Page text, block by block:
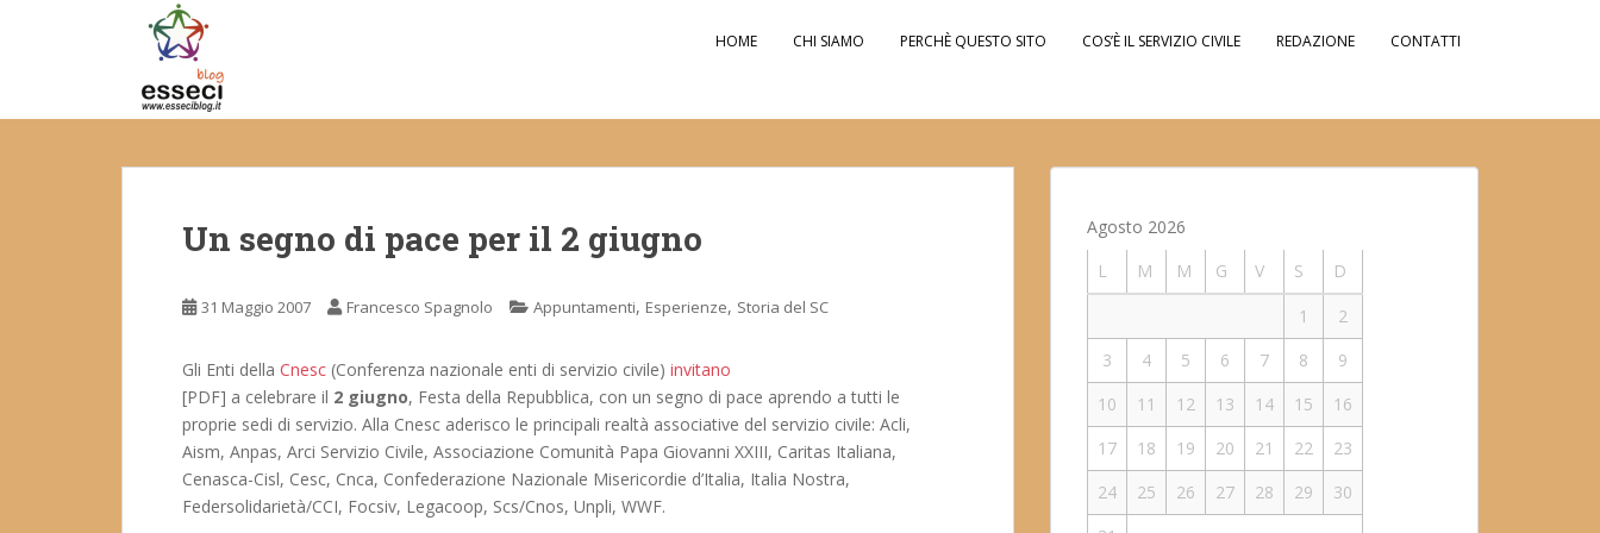
t
HOME CHI SIAMO PERCHÈ QUESTO SITO COS’È IL SERVIZIO CIVILE REDAZIONE CONTATTI
Un segno di pace per il 2 giugno
31 Maggio 2007 Francesco Spagnolo Appuntamenti, Esperienze, Storia del SC
Gli Enti della Cnesc (Conferenza nazionale enti di servizio civile) invitano
[PDF] a celebrare il 2 giugno, Festa della Repubblica, con un segno di pace aprendo a tutti le
proprie sedi di servizio. Alla Cnesc aderisco le principali realtà associative del servizio civile: Acli,
Aism, Anpas, Arci Servizio Civile, Associazione Comunità Papa Giovanni XXIII, Caritas Italiana,
Cenasca-Cisl, Cesc, Cnca, Confederazione Nazionale Misericordie d’Italia, Italia Nostra,
Federsolidarietà/CCI, Focsiv, Legacoop, Scs/Cnos, Unpli, WWF.
Agosto 2026
L
M M G V S
D
1
2
3
4 5 6 7 8
9
10
11 12 13 14 15
16
17
18 19 20 21 22
23
24
25 26 27 28 29
30